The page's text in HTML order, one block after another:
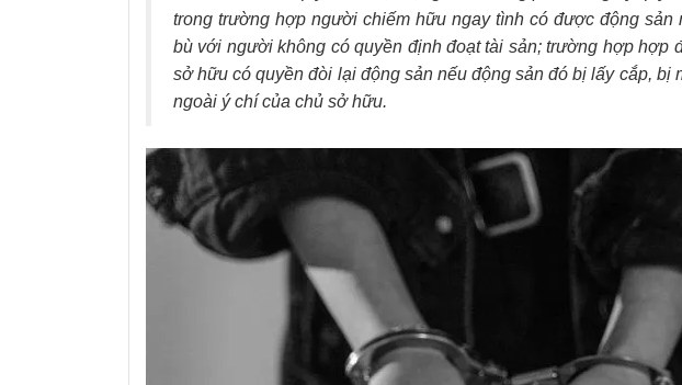
trong trường hợp người chiếm hữu ngay tình có được động sản
bù với người không có quyền định đoạt tài sản; trường hợp hợp
sở hữu có quyền đòi lại động sản nếu động sản đó bị lấy cắp, bị
ngoài ý chí của chủ sở hữu.